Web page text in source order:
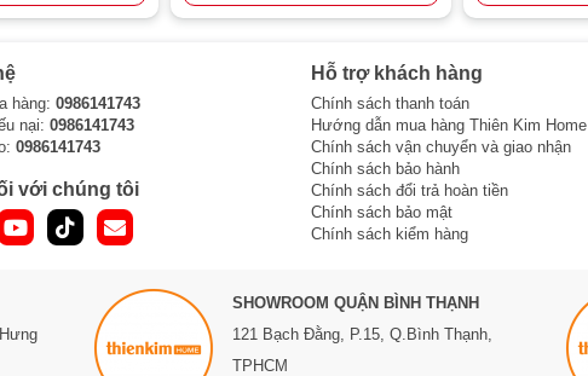
hàng: 0986141743
nại: 0986141743
0986141743
với chúng tôi
Hỗ trợ khách hàng
Chính sách thanh toán
Hướng dẫn mua hàng Thiên Kim Home
Chính sách vận chuyển và giao nhận
Chính sách bảo hành
Chính sách đổi trả hoàn tiền
Chính sách bảo mật
Chính sách kiểm hàng
SHOWROOM QUẬN BÌNH THẠNH
121 Bạch Đằng, P.15, Q.Bình Thạnh,
TPHCM